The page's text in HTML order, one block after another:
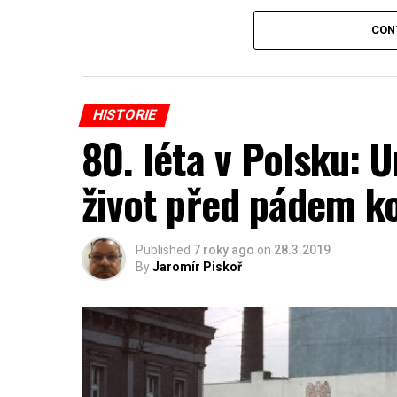
Po první vlně deportací následovaly
května až července. K těm posledním
načrtnuty již v prvních měsících, podle
Smutným důsledkem deportace je i
Sověty na jaře roku 1940 povražděno
polského velení a inteligence.
ECHO24, ČTK, JCH
HISTORIE
80. léta v Polsku:
život před pádem
Published 7 roky ago on 28.3.2019
ByJaromír Piskoř